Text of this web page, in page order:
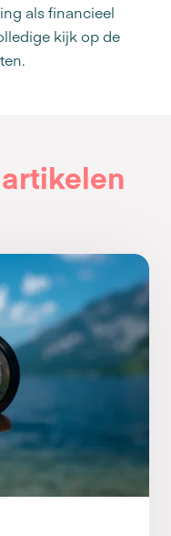
als financieel
kijk op de